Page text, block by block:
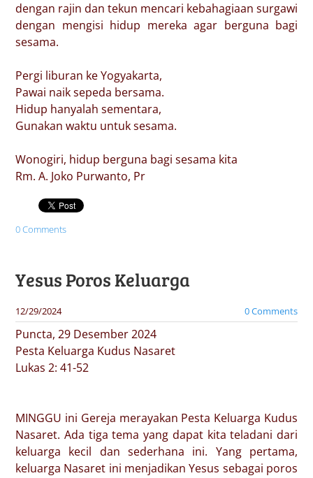
dengan rajin dan tekun mencari kebahagiaan surgawi
dengan mengisi hidup mereka agar berguna bagi
sesama.
Pergi liburan ke Yogyakarta,
Pawai naik sepeda bersama.
Hidup hanyalah sementara,
Gunakan waktu untuk sesama.
Wonogiri, hidup berguna bagi sesama kita
Rm. A. Joko Purwanto, Pr
0 Comments
Yesus Poros Keluarga
12/29/2024 0 Comments
Puncta, 29 Desember 2024
Pesta Keluarga Kudus Nasaret
Lukas 2: 41-52
MINGGU ini Gereja merayakan Pesta Keluarga Kudus
Nasaret. Ada tiga tema yang dapat kita teladani dari
keluarga kecil dan sederhana ini. Yang pertama,
keluarga Nasaret ini menjadikan Yesus sebagai poros